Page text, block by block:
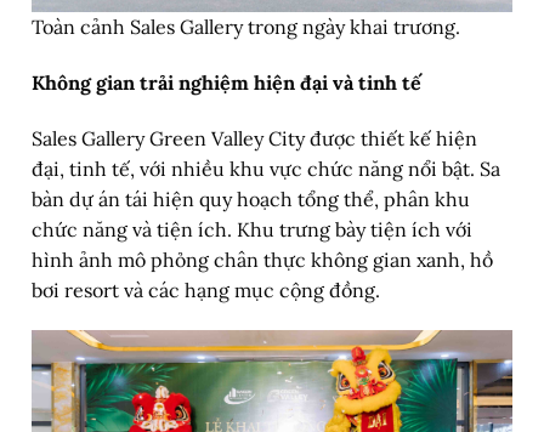
Toàn cảnh Sales Gallery trong ngày khai trương.
Không gian trải nghiệm hiện đại và tinh tế
Sales Gallery Green Valley City được thiết kế hiện
đại, tinh tế, với nhiều khu vực chức năng nổi bật. Sa
bàn dự án tái hiện quy hoạch tổng thể, phân khu
chức năng và tiện ích. Khu trưng bày tiện ích với
hình ảnh mô phỏng chân thực không gian xanh, hồ
bơi resort và các hạng mục cộng đồng.